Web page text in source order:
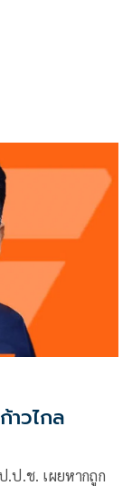
วไกล
.ป.ช. เผยหากถูก